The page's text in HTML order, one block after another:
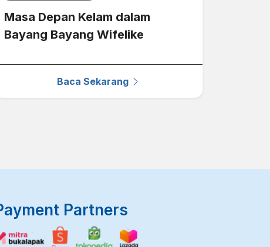
Masa Depan Kelam dalam
Bayang Bayang Wifelike
Baca Sekarang
Partners